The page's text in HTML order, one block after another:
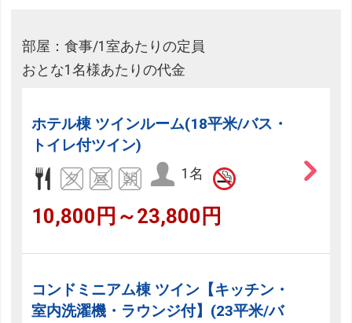
部屋：食事/1室あたりの定員
おとな1名様あたりの代金
ホテル棟 ツインルーム(18平米/バス・
トイレ付ツイン)
1名
10,800円～23,800円
コンドミニアム棟 ツイン【キッチン・
室内洗濯機・ラウンジ付】(23平米/バ